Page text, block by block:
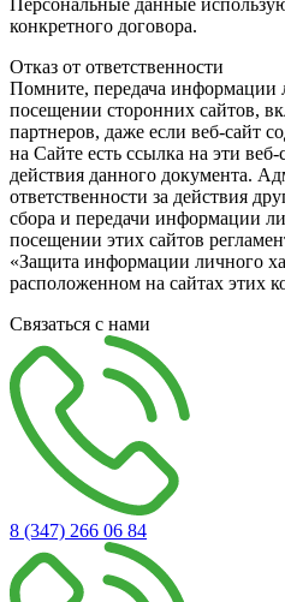
конкретного договора.
Отказ от ответственности
Помните, передача информации
посещении сторонних сайтов,
партнеров, даже если веб-сайт
на Сайте есть ссылка на эти
действия данного документа.
ответственности за действия
сбора и передачи информации
посещении этих сайтов
«Защита информации личного
расположенном на сайтах этих
Связаться с нами
8 (347) 266 06 84